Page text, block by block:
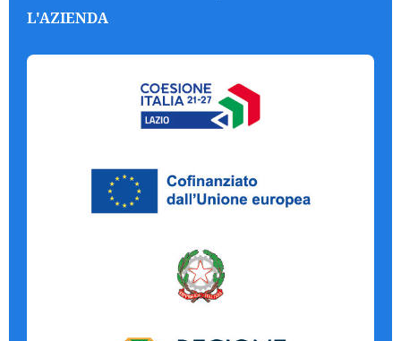
L'AZIENDA